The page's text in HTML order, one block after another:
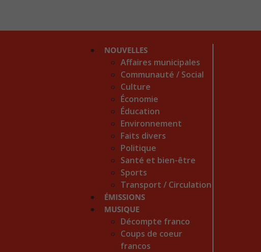
NOUVELLES
Affaires municipales
Communauté / Social
Culture
Économie
Éducation
Environnement
Faits divers
Politique
Santé et bien-être
Sports
Transport / Circulation
ÉMISSIONS
MUSIQUE
Décompte franco
Coups de coeur
francos